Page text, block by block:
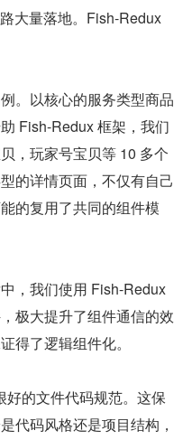
大量落地。Fish-Redux
。以核心的服务类型商品
Fish-Redux 框架，我们
，玩家号宝贝等 10 多个
的详情页面，不仅有自己
的复用了共同的组件模
，我们使用 Fish-Redux
极大提升了组件通信的效
得了逻辑组件化。
的文件代码规范。这保
代码风格还是项目结构，